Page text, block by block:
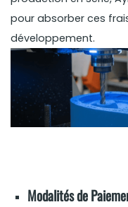
pour absorber ces
développement.
Modalités de